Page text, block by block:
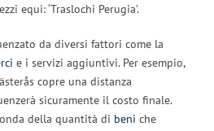
equi: ‘Traslochi Perugia’.
da diversi fattori come la
e i servizi aggiuntivi. Per esempio,
copre una distanza
sicuramente il costo finale.
della quantità di beni che